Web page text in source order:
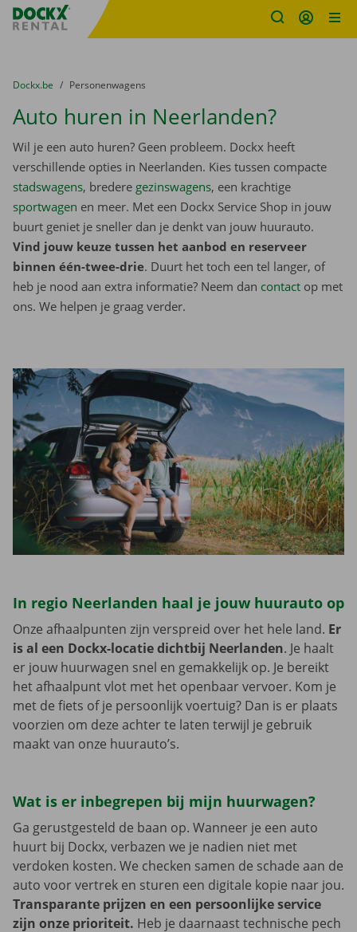
Fratello DEMO
U bevindt zich hier:
van
Dockx.be naar
Personenwagens
Auto huren in Neerlanden?
Wil je een auto huren? Geen probleem. Dockx heeft
verschillende opties in Neerlanden. Kies tussen compacte
stadswagens, bredere gezinswagens, een krachtige
sportwagen en meer. Met een Dockx Service Shop in jouw
buurt geniet je sneller dan je denkt van jouw huurauto.
Vind jouw keuze tussen het aanbod en reserveer
binnen één-twee-drie. Duurt het toch een tel langer, of
heb je nood aan extra informatie? Neem dan contact op met
ons. We helpen je graag verder.
In regio Neerlanden haal je jouw huurauto op
Onze afhaalpunten zijn verspreid over het hele land. Er
is al een Dockx-locatie dichtbij Neerlanden. Je haalt
er jouw huurwagen snel en gemakkelijk op. Je bereikt
het afhaalpunt vlot met het openbaar vervoer. Kom je
met de fiets of je persoonlijk voertuig? Dan is er plaats
voorzien om deze achter te laten terwijl je gebruik
maakt van onze huurauto’s.
Wat is er inbegrepen bij mijn huurwagen?
Ga gerustgesteld de baan op. Wanneer je een auto
huurt bij Dockx, verbazen we je nadien niet met
verdoken kosten. We checken samen de schade aan de
auto voor vertrek en sturen een digitale kopie naar jou.
Transparante prijzen en een persoonlijke service
zijn onze prioriteit. Heb je daarnaast technische pech